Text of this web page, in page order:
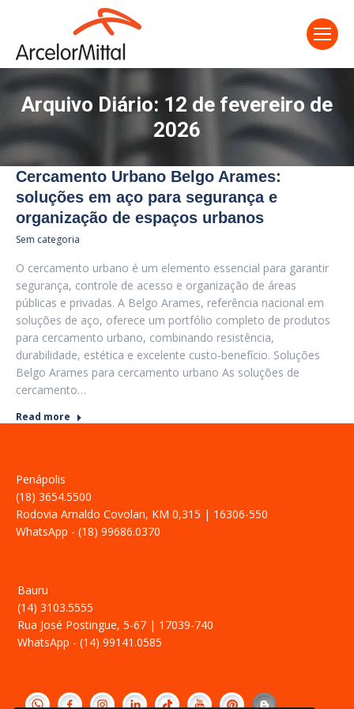
Arquivo Diário: 12 de fevereiro de
2026
Cercamento Urbano Belgo Arames:
soluções em aço para segurança e
organização de espaços urbanos
Sem categoria
O cercamento urbano é um elemento essencial para garantir
segurança, controle de acesso e organização de áreas
públicas e privadas. A Belgo Arames, referência nacional em
soluções de aço, oferece um portfólio completo de produtos
para cercamento urbano, combinando resistência,
durabilidade, estética e excelente custo-benefício. Soluções
Belgo Arames para cercamento urbano As soluções de
cercamento…
Read more
Penápolis
(18) 3654.5500
Rodovia Arnaldo Covolan, KM 0,315 | 16306-550
WhatsApp - (18) 99686.0370
Bauru
(14) 3103.5555
Rua José Postingue, 5-67 | 17039-740
WhatsApp - (14) 99141.0585